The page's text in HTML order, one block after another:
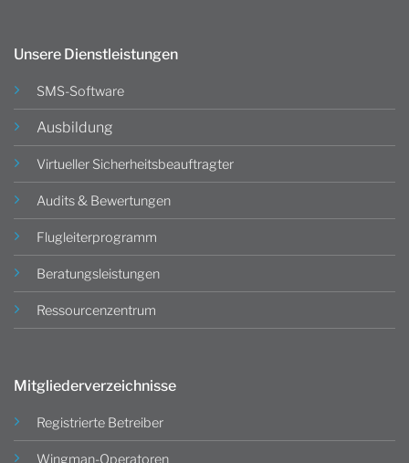
Unsere Dienstleistungen
SMS-Software
Ausbildung
Virtueller Sicherheitsbeauftragter
Audits & Bewertungen
Flugleiterprogramm
Beratungsleistungen
Ressourcenzentrum
Mitgliederverzeichnisse
Registrierte Betreiber
Wingman-Operatoren